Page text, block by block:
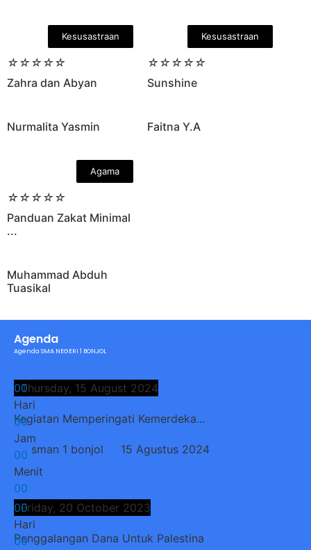
Kesusastraan
☆☆☆☆☆
Zahra dan Abyan
Nurmalita Yasmin
Kesusastraan
☆☆☆☆☆
Sunshine
Faitna Y.A
Agama
☆☆☆☆☆
Panduan Zakat Minimal
...
Muhammad Abduh
Tuasikal
Agenda
Agenda SMA NEGERI 1 BONJOL
Thursday, 15 August 2024
Kegiatan Memperingati Kemerdeka...
sman 1 bonjol 15 Agustus 2024
00
Hari
00
Jam
00
Menit
00
Detik
Friday, 20 October 2023
Penggalangan Dana Untuk Palestina
00
Hari
00